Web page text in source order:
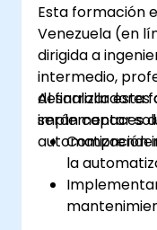
regulatorias
para la
Esta formación
Venezuela (en
dirigida a
intermedio,
desarrolladores
implementar
automatización
Al finalizar esta
serán capaces
la